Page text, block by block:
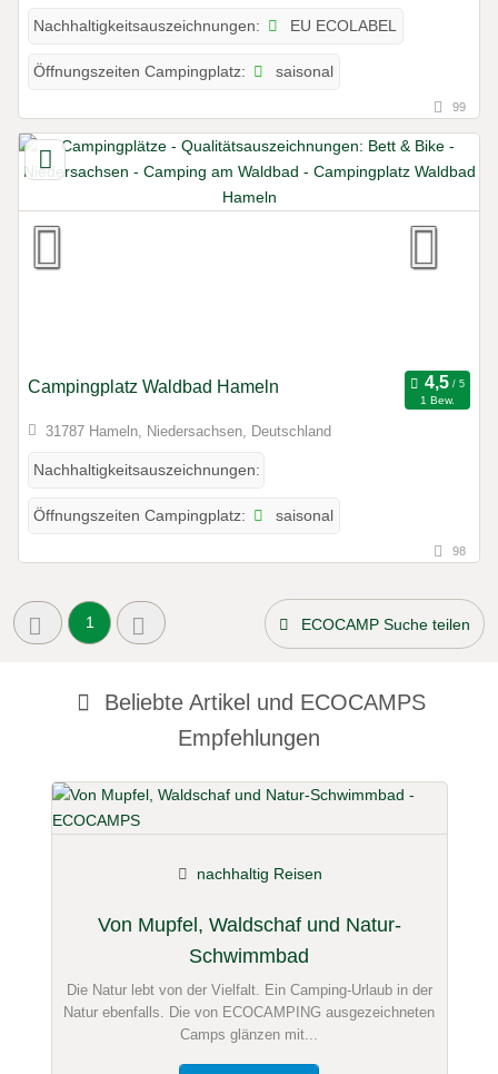
Nachhaltigkeitsauszeichnungen: EU ECOLABEL
Öffnungszeiten Campingplatz: saisonal
99
Campingplatz Waldbad Hameln
1 Bew.
31787 Hameln, Niedersachsen, Deutschland
Nachhaltigkeitsauszeichnungen:
Öffnungszeiten Campingplatz: saisonal
98
1 ECOCAMP Suche teilen
Beliebte Artikel und ECOCAMPS
Empfehlungen
Von Mupfel, Waldschaf und Natur-
Schwimmbad
nachhaltig Reisen
Die Natur lebt von der Vielfalt. Ein Camping-Urlaub in der
Natur ebenfalls. Die von ECOCAMPING ausgezeichneten
Camps glänzen mit...